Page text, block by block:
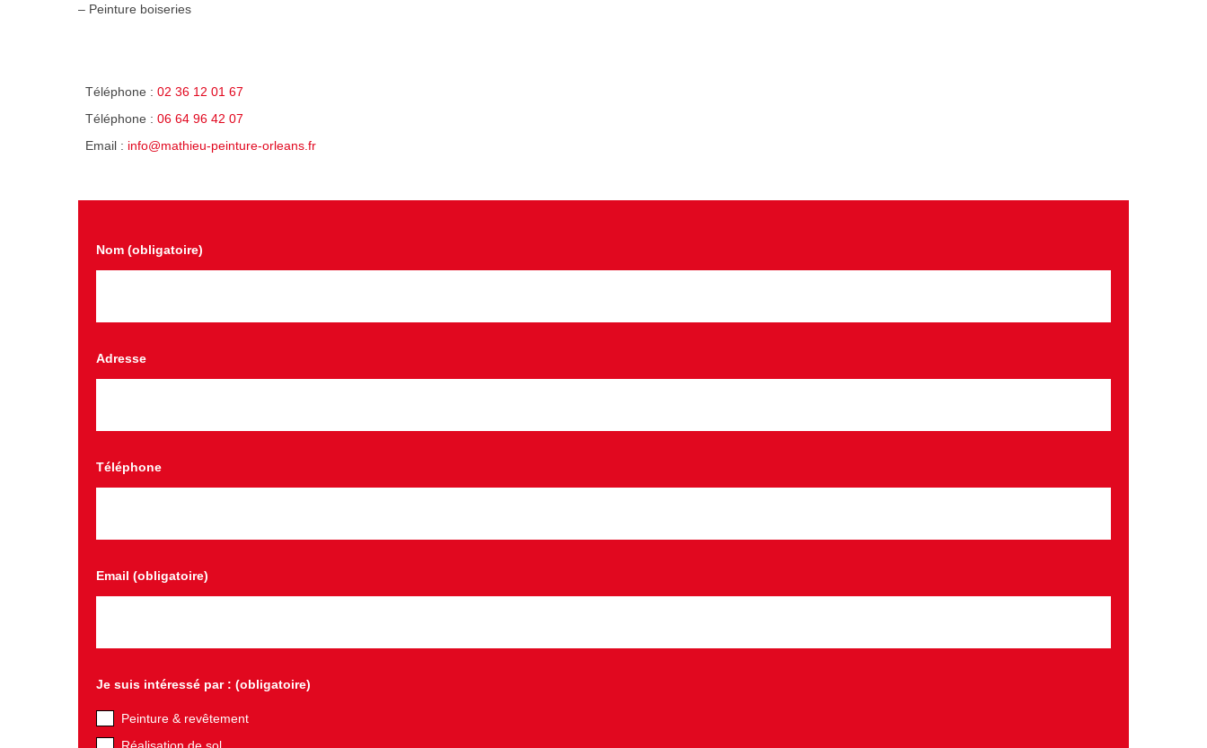
– Peinture boiseries
Téléphone : 02 36 12 01 67
Téléphone : 06 64 96 42 07
Email : info@mathieu-peinture-orleans.fr
Nom (obligatoire)
Adresse
Téléphone
Email (obligatoire)
Je suis intéressé par : (obligatoire)
Peinture & revêtement
Réalisation de sol